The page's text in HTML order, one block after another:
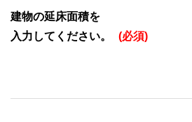
建物の延床面積を
入力してください。
(必須)